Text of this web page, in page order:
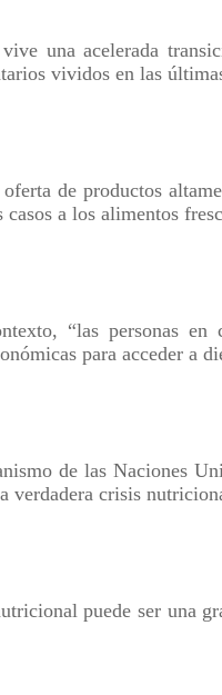
una acelerada
vividos en las
de productos
a los alimentos
“las personas en
para acceder a
de las Naciones
verdadera crisis
puede ser una